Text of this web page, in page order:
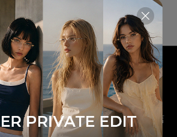
OFFICIAL ACCOUNT
公開 ＆ シークレットオファー配信
中 👀